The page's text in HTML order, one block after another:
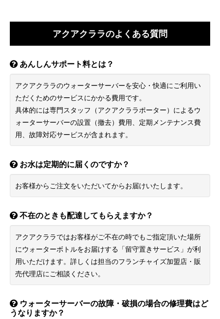
アクアクララのよくある質問
あんしんサポート料とは？
アクアクララのウォーターサーバーを安心・快適にご利用い
ただくためのサービスにかかる費用です。
具体的には専門スタッフ（アクアクララポーター）によるウ
ォーターサーバーの設置（撤去）費用、定期メンテナンス費
用、故障対応サービスが含まれます。
お水は定期的に届くのですか？
お客様からご注文をいただいてからお届けいたします。
不在のときも配達してもらえますか？
アクアクララではお客様がご不在の時でもご指定頂いた場所
にウォーターボトルをお届けする「留守置きサービス」が利
用いただけます。詳しくは担当のフランチャイズ加盟店・販
売代理店にご相談ください。
ウォーターサーバーの故障・破損の場合の修理費はど
うなりますか？